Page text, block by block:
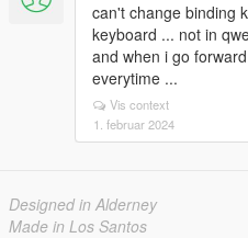
can't change binding
keyboard ... not in
and when i go
everytime ...
Vis context
1. februar 2024
Designed in Alderney
Made in Los Santos